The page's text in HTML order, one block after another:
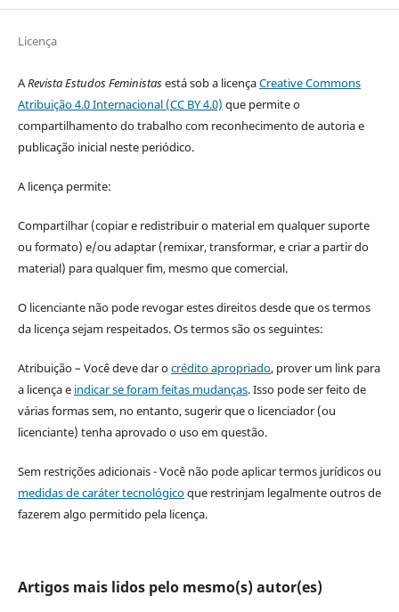
Licença
ARevista Estudos Feministasestá sob a licençaCreative Commons
Atribuição 4.0 Internacional (CC BY 4.0) que permite o
compartilhamento do trabalho com reconhecimento de autoria e
publicação inicial neste periódico.
A licença permite:
Compartilhar (copiar e redistribuir o material em qualquer suporte
ou formato) e/ou adaptar (remixar, transformar, e criar a partir do
material) para qualquer fim, mesmo que comercial.
O licenciante não pode revogar estes direitos desde que os termos
da licença sejam respeitados. Os termos são os seguintes:
Atribuição – Você deve dar ocrédito apropriado, prover um link para
a licença e indicar se foram feitas mudanças. Isso pode ser feito de
várias formas sem, no entanto, sugerir que o licenciador (ou
licenciante) tenha aprovado o uso em questão.
Sem restrições adicionais - Você não pode aplicar termos jurídicos ou
medidas de caráter tecnológicoque restrinjam legalmente outros de
fazerem algo permitido pela licença.
Artigos mais lidos pelo mesmo(s) autor(es)